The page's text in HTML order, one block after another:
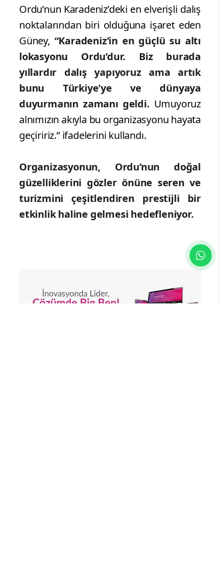
çalışmalarında kullanılabilecek
nitelikli bir görsel veri elde edeceğiz.
Bu yarışma ile elimizde ciddi bir arşiv
olacak.”dedi.
Ordu, Karadeniz’de Öne Çıkacak
Ordu’nun Karadeniz’deki en elverişli dalış
noktalarından biri olduğuna işaret eden
Güney,“Karadeniz’in en güçlü su altı
yıllardır dalış yapıyoruz ama artık
bunu Türkiye'ye ve dünyaya
duyurmanın zamanı geldi.Umuyoruz
alnımızın akıyla bu organizasyonu hayata
Organizasyonun, Ordu’nun doğal
turizmini çeşitlendiren prestijli bir
etkinlik haline gelmesi hedefleniyor.